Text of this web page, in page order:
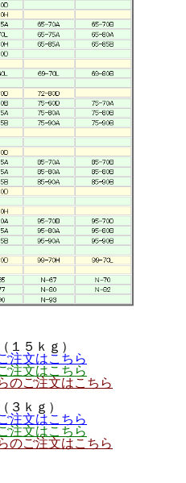
１５ｋｇ）
注文はこちら
注文はこちら
のご注文はこちら
３ｋｇ）
注文はこちら
注文はこちら
のご注文はこちら